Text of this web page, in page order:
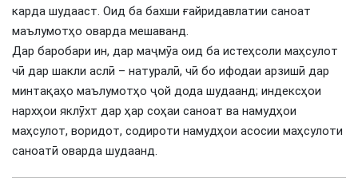
карда шудааст. Оид ба бахши ғайридавлатии саноат
маълумотҳо оварда мешаванд.
Дар баробари ин, дар маҷмӯа оид ба истеҳсоли маҳсулот
чӣ дар шакли аслӣ – натуралӣ, чӣ бо ифодаи арзишӣ дар
минтақаҳо маълумотҳо ҷой дода шудаанд; индексҳои
нархҳои яклӯхт дар ҳар соҳаи саноат ва намудҳои
маҳсулот, воридот, содироти намудҳои асосии маҳсулоти
саноатӣ оварда шудаанд.